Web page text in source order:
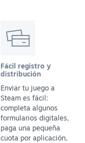
Fácil registro y
distribución
Enviar tu juego a
Steam es fácil:
completa algunos
formularios digitales,
paga una pequeña
cuota por aplicación,